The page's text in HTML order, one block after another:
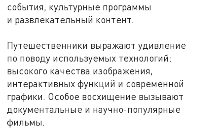
события, культурные программы
и развлекательный контент.
Путешественники выражают удивление
по поводу используемых технологий:
высокого качества изображения,
интерактивных функций и современной
графики. Особое восхищение вызывают
документальные и научно-популярные
фильмы.